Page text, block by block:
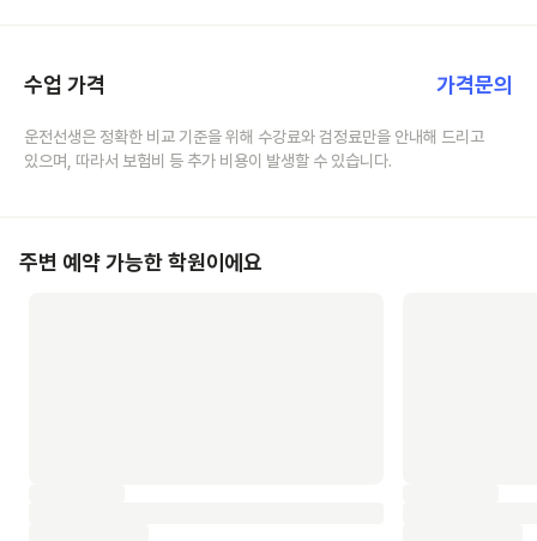
수업 가격 가격문의
운전선생은 정확한 비교 기준을 위해 수강료와 검정료만을 안내해 드리고
있으며, 따라서 보험비 등 추가 비용이 발생할 수 있습니다.
주변 예약 가능한 학원이에요